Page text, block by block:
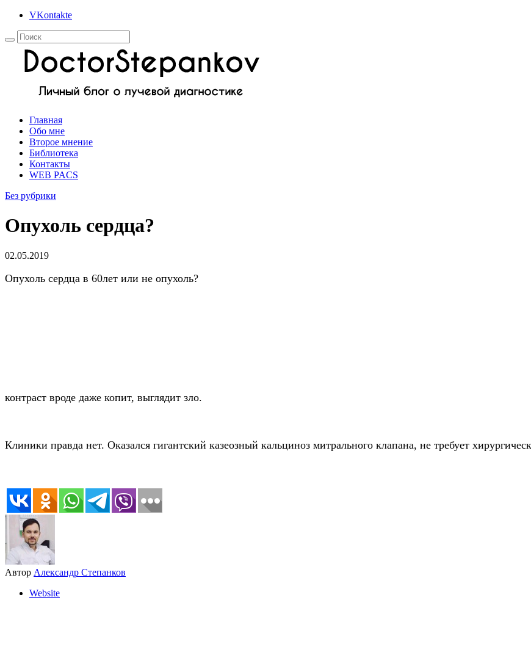
VKontakte
Главная
Обо мне
Второе мнение
Библиотека
Контакты
WEB PACS
Без рубрики
Опухоль сердца?
02.05.2019
Опухоль сердца в 60лет или не опухоль?
контраст вроде даже копит, выглядит зло.
Клиники правда нет. Оказался гигантский казеозный кальциноз митрального клапана, не требует
Автор Александр Степанков
Website